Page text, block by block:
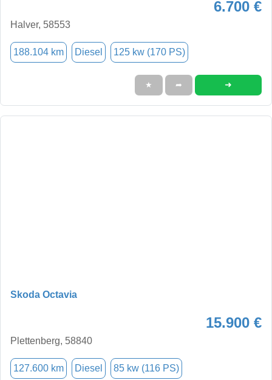
6.700 €
Halver, 58553
188.104 km Diesel 125 kw (170 PS)
★ ➦ ➜
Skoda Octavia
15.900 €
Plettenberg, 58840
127.600 km Diesel 85 kw (116 PS)